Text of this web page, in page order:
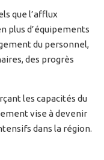
que l’afflux
plus d’équipements
du personnel,
des progrès
les capacités du
vise à devenir
dans la région.